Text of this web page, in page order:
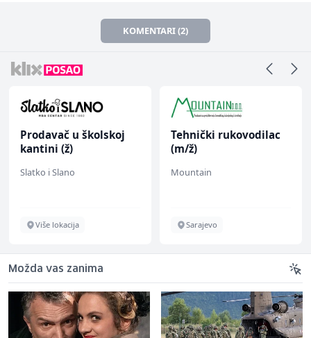
KOMENTARI (2)
Prodavač u školskoj
kantini (ž)
Slatko i Slano
Više lokacija
Tehnički rukovodilac
(m/ž)
Mountain
Sarajevo
Možda vas zanima